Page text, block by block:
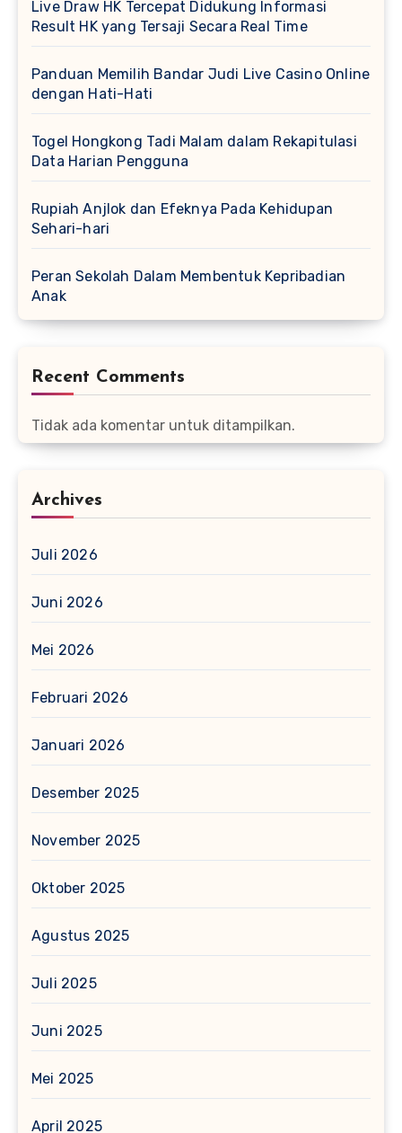
Live Draw HK Tercepat Didukung Informasi
Result HK yang Tersaji Secara Real Time
Panduan Memilih Bandar Judi Live Casino Online
dengan Hati-Hati
Togel Hongkong Tadi Malam dalam Rekapitulasi
Data Harian Pengguna
Rupiah Anjlok dan Efeknya Pada Kehidupan
Sehari-hari
Peran Sekolah Dalam Membentuk Kepribadian
Anak
Recent Comments
Tidak ada komentar untuk ditampilkan.
Archives
Juli 2026
Juni 2026
Mei 2026
Februari 2026
Januari 2026
Desember 2025
November 2025
Oktober 2025
Agustus 2025
Juli 2025
Juni 2025
Mei 2025
April 2025